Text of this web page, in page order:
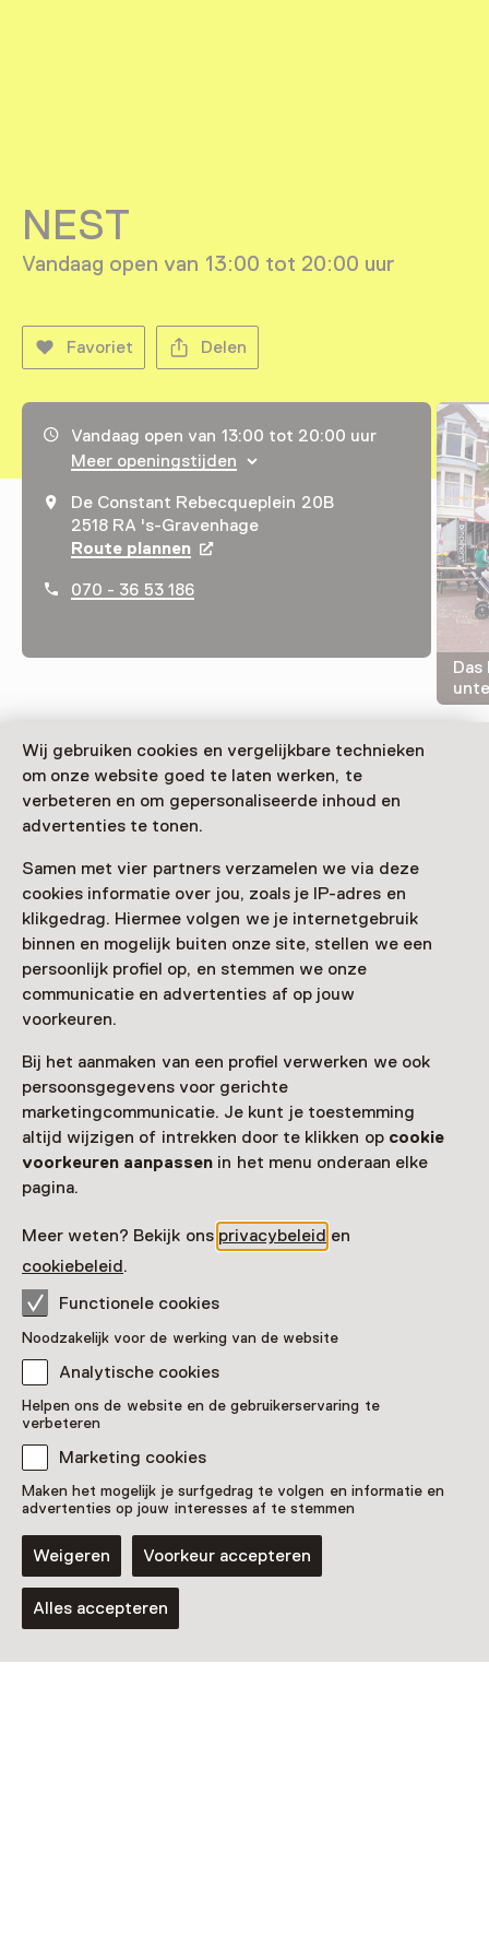
Wij gebruiken cookies en vergelijkbare technieken
om onze website goed te laten werken, te
verbeteren en om gepersonaliseerde inhoud en
advertenties te tonen.
Samen met vier partners verzamelen we via deze
cookies informatie over jou, zoals je IP-adres en
klikgedrag. Hiermee volgen we je internetgebruik
binnen en mogelijk buiten onze site, stellen we een
persoonlijk profiel op, en stemmen we onze
communicatie en advertenties af op jouw
voorkeuren.
Bij het aanmaken van een profiel verwerken we ook
persoonsgegevens voor gerichte
marketingcommunicatie. Je kunt je toestemming
altijd wijzigen of intrekken door te klikken op cookie
voorkeuren aanpassen in het menu onderaan elke
pagina.
Meer weten? Bekijk ons privacybeleid en
cookiebeleid.
Functionele cookies
Noodzakelijk voor de werking van de website
Analytische cookies
Helpen ons de website en de gebruikerservaring te
verbeteren
Marketing cookies
Maken het mogelijk je surfgedrag te volgen en informatie en
advertenties op jouw interesses af te stemmen
Weigeren Voorkeur accepteren
Alles accepteren
NEST
Vandaag open van 13:00 tot 20:00 uur
Favoriet Delen
Openingstijden, adres & telefoonnummer
Vandaag open van 13:00 tot 20:00 uur
Meer openingstijden
De Constant Rebecqueplein 20B
2518 RA 's-Gravenhage
Route plannen Opent in een nieuw tabblad
070 - 36 53 186
Nest ist eine Plattform für zeitgenössische bildende
Kunst mit einer Ausstellungsfläche von gut 400 m². Der
Arbeit im Bezug zu Publikum und Gesellschaft.
Verder lezen
Toegang
Nog geen Museumkaart?
Museumkaart of ticket kopen
Drinken
Meer informatie op de museumsite
Nog meer ontdekken